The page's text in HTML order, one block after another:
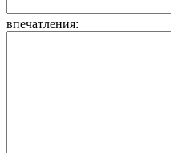
впечатления: